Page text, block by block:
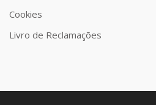
Cookies
Livro de Reclamações